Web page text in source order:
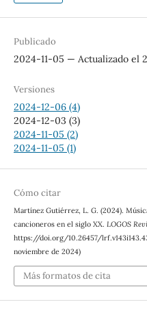
Publicado
2024-11-05 — Actualizado el
Versiones
2024-12-06 (4)
2024-12-03 (3)
2024-11-05 (2)
2024-11-05 (1)
Cómo citar
Martínez Gutiérrez, L. G. (2024).
cancioneros en el siglo XX. LOGOS
https://doi.org/10.26457/
noviembre de 2024)
Más formatos de cita